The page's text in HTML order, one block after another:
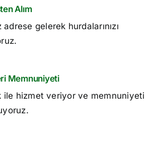
Alım
gelerek hurdalarınızı
Memnuniyeti
ile hizmet veriyor ve memnuniyeti